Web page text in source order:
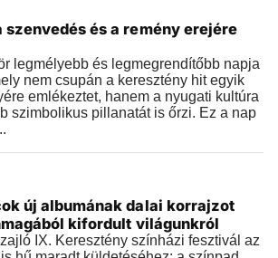
szenvedés és a remény erejére
legmélyebb és legmegrendítőbb napja
nem csupán a keresztény hit egyik
emlékeztet, hanem a nyugati kultúra
szimbolikus pillanatát is őrzi. Ez a nap
új albumának dalai korrajzot
kifordult világunkról
IX. Keresztény színházi fesztivál az